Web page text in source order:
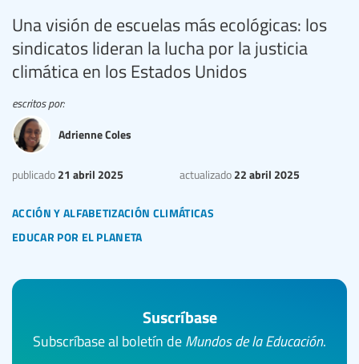
Una visión de escuelas más ecológicas: los
sindicatos lideran la lucha por la justicia
climática en los Estados Unidos
acción y alfabetización climáticas
educar por el planeta
publicado 21 abril 2025 actualizado 22 abril 2025
escritos por:
Adrienne Coles
Suscríbase
Subscríbase al boletín de Mundos de la Educación.